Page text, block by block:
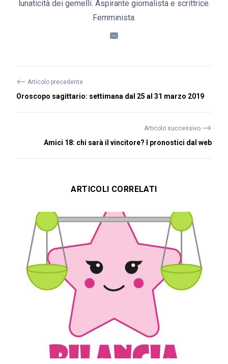
lunaticità dei gemelli. Aspirante giornalista e scrittrice.
Femminista.
⟵ Articolo precedente
Oroscopo sagittario: settimana dal 25 al 31 marzo 2019
Articolo successivo ⟶
Amici 18: chi sarà il vincitore? I pronostici dal web
ARTICOLI CORRELATI